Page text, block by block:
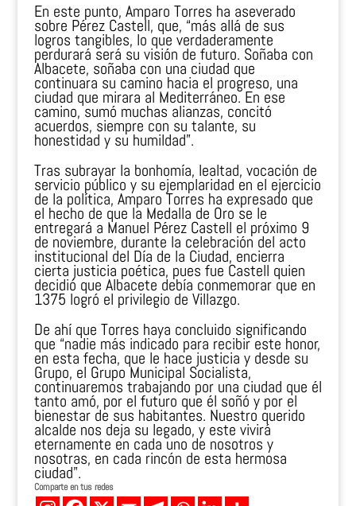
En este punto, Amparo Torres ha aseverado
sobre Pérez Castell, que, “más allá de sus
logros tangibles, lo que verdaderamente
perdurará será su visión de futuro. Soñaba con
Albacete, soñaba con una ciudad que
continuara su camino hacia el progreso, una
ciudad que mirara al Mediterráneo. En ese
camino, sumó muchas alianzas, concitó
acuerdos, siempre con su talante, su
honestidad y su humildad”.
Tras subrayar la bonhomía, lealtad, vocación de
servicio público y su ejemplaridad en el ejercicio
de la política, Amparo Torres ha expresado que
el hecho de que la Medalla de Oro se le
entregará a Manuel Pérez Castell el próximo 9
de noviembre, durante la celebración del acto
institucional del Día de la Ciudad, encierra
cierta justicia poética, pues fue Castell quien
decidió que Albacete debía conmemorar que en
1375 logró el privilegio de Villazgo.
De ahí que Torres haya concluido significando
que “nadie más indicado para recibir este honor,
en esta fecha, que le hace justicia y desde su
Grupo, el Grupo Municipal Socialista,
continuaremos trabajando por una ciudad que él
tanto amó, por el futuro que él soñó y por el
bienestar de sus habitantes. Nuestro querido
alcalde nos deja su legado, y este vivirá
eternamente en cada uno de nosotros y
nosotras, en cada rincón de esta hermosa
ciudad”.
Comparte en tus redes